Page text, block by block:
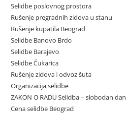
Selidbe poslovnog prostora
Rušenje pregradnih zidova u stanu
Rušenje kupatila Beograd
Selidbe Banovo Brdo
Selidbe Barajevo
Selidbe Čukarica
Rušenje zidova i odvoz šuta
Organizacija selidbe
ZAKON O RADU Selidba – slobodan dan
Cena selidbe Beograd